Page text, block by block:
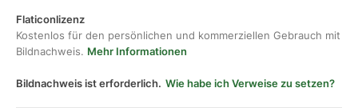
Flaticonlizenz
Kostenlos für den persönlichen und kommerziellen Gebrauch mit
Bildnachweis. Mehr Informationen
Bildnachweis ist erforderlich. Wie habe ich Verweise zu setzen?